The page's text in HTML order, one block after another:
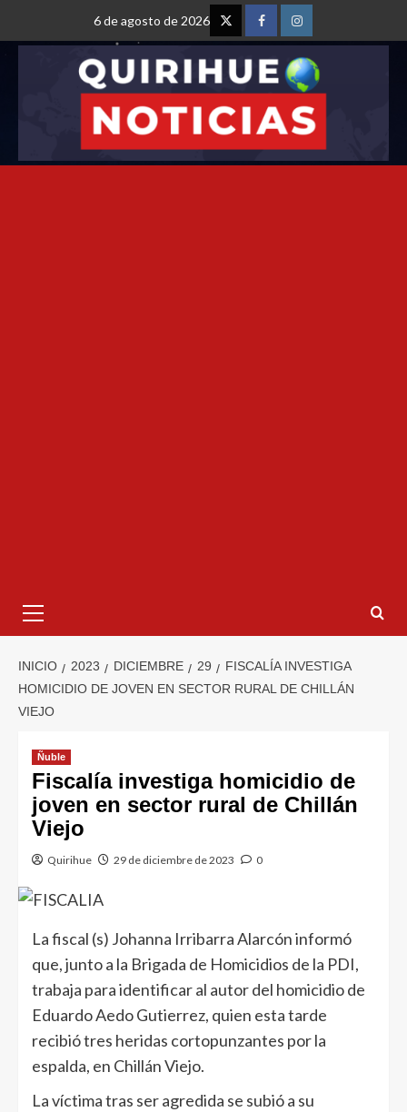
6 de agosto de 2026
INICIO 2023 DICIEMBRE 29
FISCALÍA INVESTIGA
HOMICIDIO DE JOVEN EN SECTOR RURAL DE CHILLÁN
VIEJO
Ñuble
Fiscalía investiga homicidio de
joven en sector rural de Chillán
Viejo
Quirihue 29 de diciembre de 2023 0
La fiscal (s) Johanna Irribarra Alarcón informó
que, junto a la Brigada de Homicidios de la PDI,
trabaja para identificar al autor del homicidio de
Eduardo Aedo Gutierrez, quien esta tarde
recibió tres heridas cortopunzantes por la
espalda, en Chillán Viejo.
La víctima tras ser agredida se subió a su